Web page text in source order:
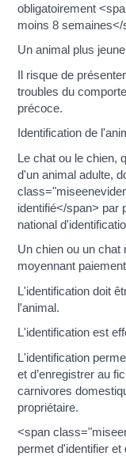
obligatoirement
moins 8
Un animal plus
Il risque de
troubles du
précoce.
Identification de
Le chat ou le chien,
d'un animal adulte,
identifié</span> par
national
Un chien ou un chat
moyennant
L'identification doit
l'animal.
L'identification est
L'identification
et d’enregistrer au
carnivores
propriétaire.
<span
permet d'identifier